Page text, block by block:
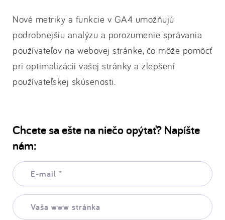
Nové metriky a funkcie v GA4 umožňujú
podrobnejšiu analýzu a porozumenie správania
používateľov na webovej stránke, čo môže pomôcť
pri optimalizácii vašej stránky a zlepšení
používateľskej skúsenosti.
Chcete sa ešte na niečo opýtať? Napíšte
nám:
E-
mail:
Vaša
www